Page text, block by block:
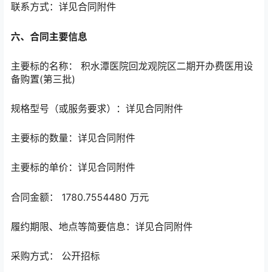
联系方式：详见合同附件
六、合同主要信息
主要标的名称： 积水潭医院回龙观院区二期开办费医用设
备购置(第三批)
规格型号（或服务要求）：详见合同附件
主要标的数量：详见合同附件
主要标的单价：详见合同附件
合同金额： 1780.7554480 万元
履约期限、地点等简要信息：详见合同附件
采购方式： 公开招标